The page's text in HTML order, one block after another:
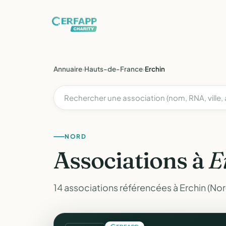
Annuaire›Hauts-de-France›Erchin
NORD
Associations à
14 associations référencées à Erchin